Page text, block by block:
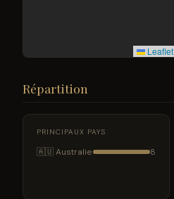
Leaflet
Répartition
PRINCIPAUX PAYS
🇦🇺 Australie 8